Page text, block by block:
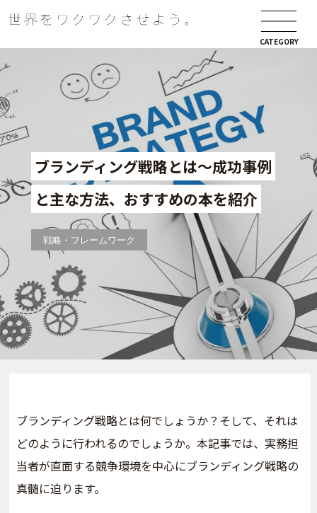
CATEGORY
ブランディング戦略とは～成功事例
と主な方法、おすすめの本を紹介
戦略・フレームワーク
ブランディング戦略とは何でしょうか？そして、それは
どのように行われるのでしょうか。本記事では、実務担
当者が直面する競争環境を中心にブランディング戦略の
真髄に迫ります。